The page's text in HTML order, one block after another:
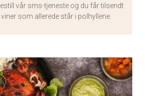
vår sms-tjeneste og du får tilsendt
som allerede står i polhyllene.